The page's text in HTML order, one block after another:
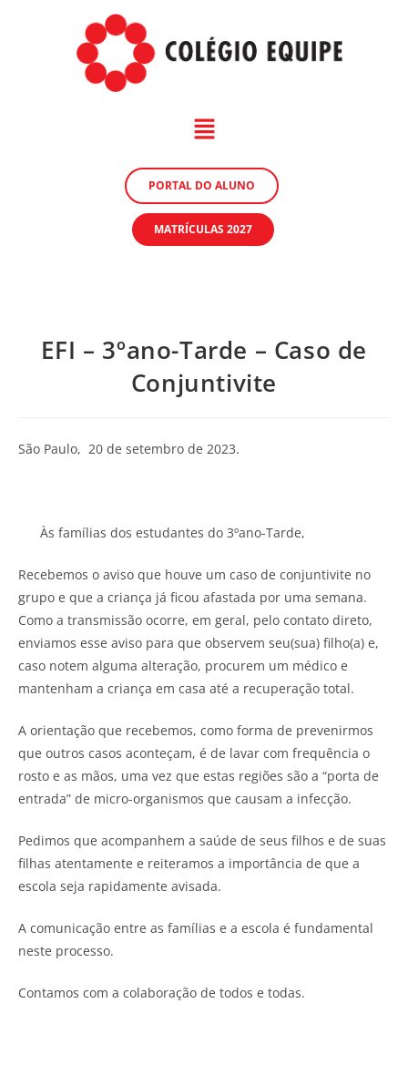
PORTAL DO ALUNO
MATRÍCULAS 2027
EFI – 3ºano-Tarde – Caso de
Conjuntivite
São Paulo, 20 de setembro de 2023.
Às famílias dos estudantes do 3ºano-Tarde,
Recebemos o aviso que houve um caso de conjuntivite no
grupo e que a criança já ficou afastada por uma semana.
Como a transmissão ocorre, em geral, pelo contato direto,
enviamos esse aviso para que observem seu(sua) filho(a) e,
caso notem alguma alteração, procurem um médico e
mantenham a criança em casa até a recuperação total.
A orientação que recebemos, como forma de prevenirmos
que outros casos aconteçam, é de lavar com frequência o
rosto e as mãos, uma vez que estas regiões são a “porta de
entrada” de micro-organismos que causam a infecção.
Pedimos que acompanhem a saúde de seus filhos e de suas
filhas atentamente e reiteramos a importância de que a
escola seja rapidamente avisada.
A comunicação entre as famílias e a escola é fundamental
neste processo.
Contamos com a colaboração de todos e todas.